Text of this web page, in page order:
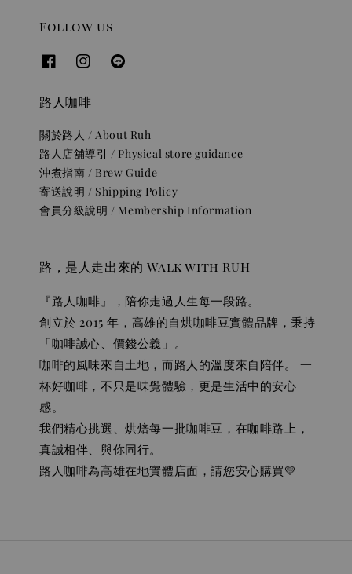
Follow us
路人咖啡
關於路人 / About Ruh
路人店舖導引 / Physical store guidance
沖煮指南 / Brew Guide
寄送說明 / Shipping Policy
會員分級說明 / Membership Information
路，是人走出來的 Walk with RUH
『路人咖啡』，陪你走過人生每一段路。
創立於 2015 年，高雄的自烘咖啡豆實體品牌，秉持
「咖啡誠心、價錢公義」。
咖啡的風味來自土地，而路人的溫度來自陪伴。 一
杯好咖啡，不只是味覺體驗，更是生活中的安心
感。
我們精心挑選、烘焙每一批咖啡豆，在咖啡路上，
真誠相伴、與你同行。
路人咖啡為高雄在地實體店面，請您安心購買💛